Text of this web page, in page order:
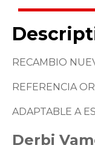
RECAMBIO
REFERENCIA
ADAPTABLE A
Derbi